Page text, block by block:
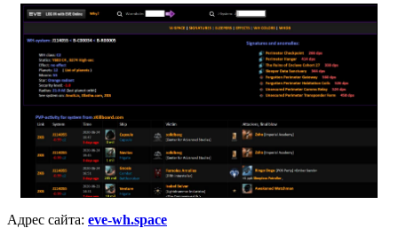
Адрес сайта: eve-wh.space